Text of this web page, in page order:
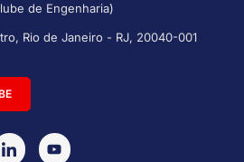
de Engenharia)
Rio de Janeiro - RJ, 20040-001